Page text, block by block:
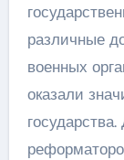
различные
военных
оказали